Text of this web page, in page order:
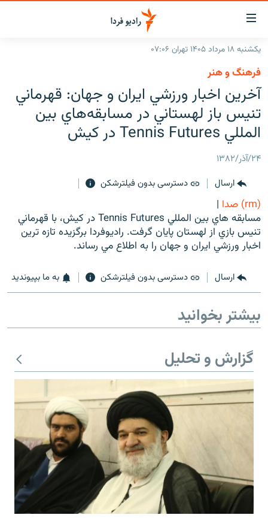
لینک‌های
قابلیت
دسترسی
بازگشت
بازگشت
به
اصلی
رفتن
صفحه
صفحه اصلی
ایران
جهان
رادیو
پادکست
گزارش‌های تصویری
گزارش‌های ویدئویی
زنان فردا
English
به ما بپیوندید
یکشنبه ۱۸ مرداد ۱۴۰۵ تهران ۰۷:۰۶
فرهنگ و هنر
آخرين اخبار ورزشي ايران و جهان: قهرماني
تنيس باز لهستاني در مسابقه‌هاي بين
المللي Tennis Futures در کيش
۲۴/آذر/۱۳۸۲
ارسال
دسترسی بدون فیلترشکن
(rm) صدا
|
مسابقه هاي بين المللي Tennis Futures در کيش، با قهرماني
تنيس بازي از لهستان پايان گرفت. راديوفردا برگزيده تازه ترين
اخبار ورزشي ايران و جهان را به اطلاع مي رساند.
ارسال دسترسی بدون فیلترشکن به ما بپیوندید
بیشتر بخوانید
گزارش و تحلیل